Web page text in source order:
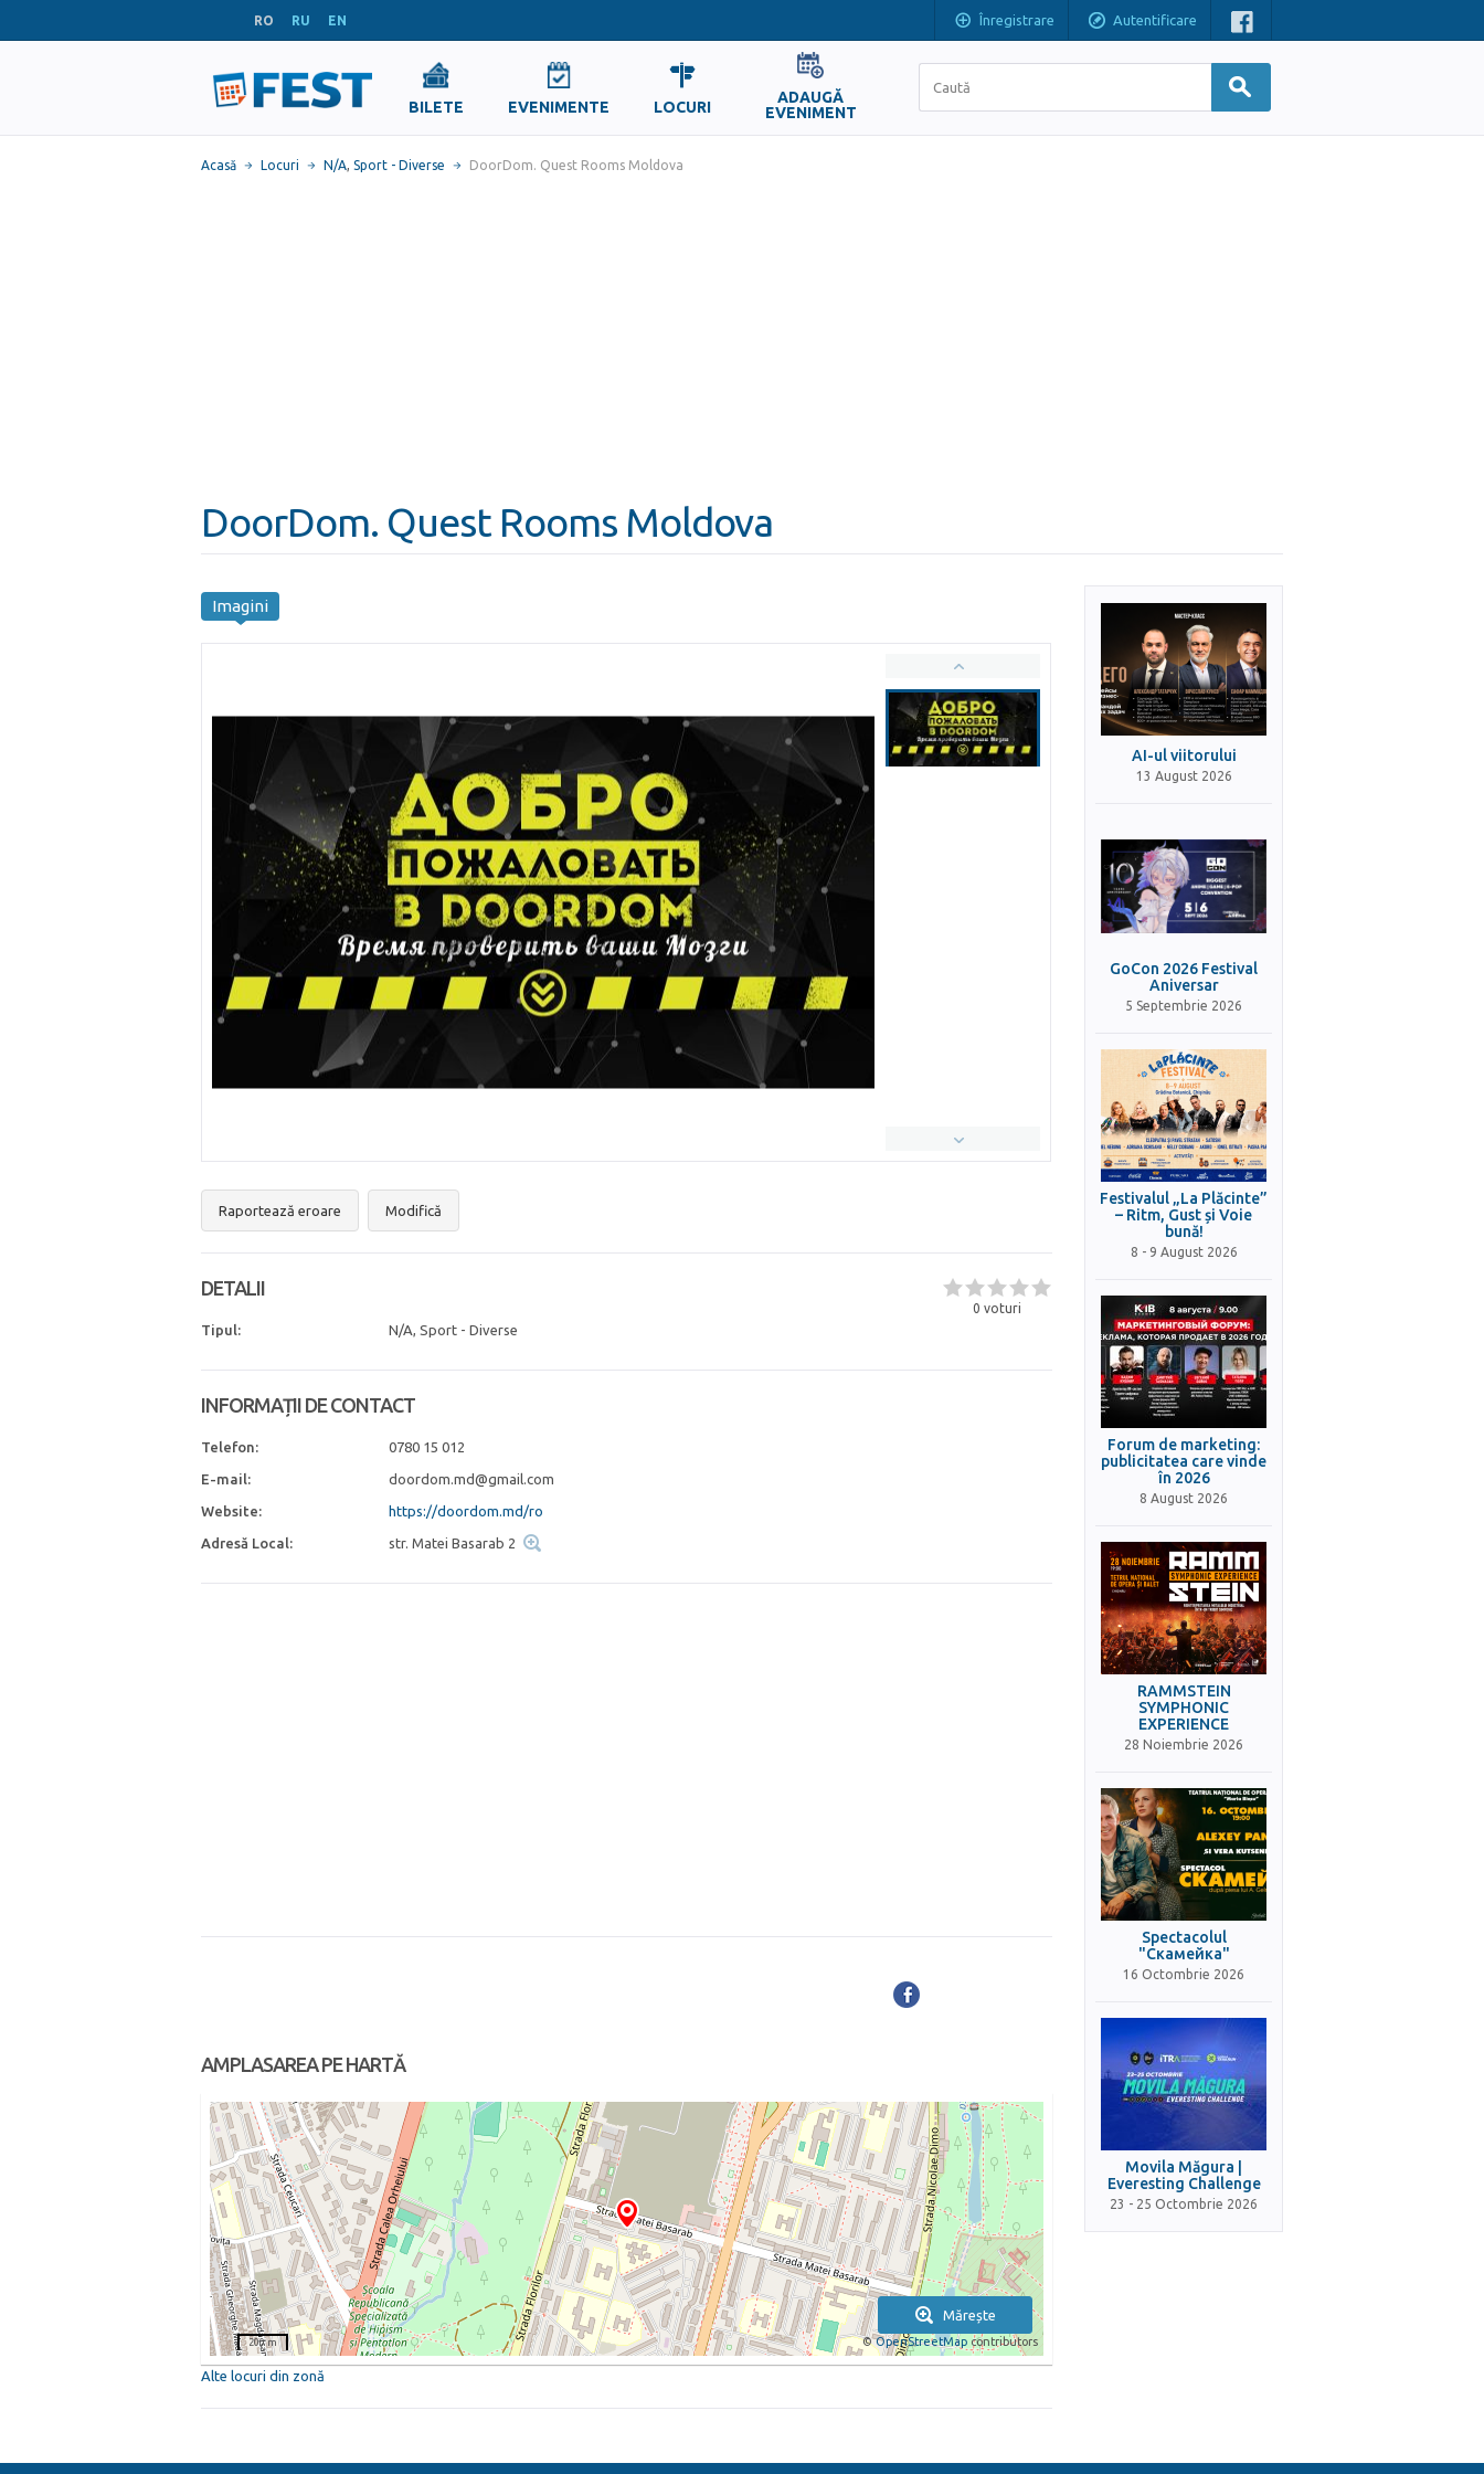
RO RU EN Înregistrare Autentificare
BILETE EVENIMENTE LOCURI
ADAUGĂ
EVENIMENT
Acasă Locuri N/A, Sport - Diverse DoorDom. Quest Rooms Moldova
DoorDom. Quest Rooms Moldova
Imagini
Raportează eroare Modifică
0 voturi
DETALII
Tipul: N/A, Sport - Diverse
INFORMAȚII DE CONTACT
Telefon: 0780 15 012
E-mail: doordom.md@gmail.com
Website: https://doordom.md/ro
Adresă Local: str. Matei Basarab 2
AMPLASAREA PE HARTĂ
Mărește
©OpenStreetMap contributors
200 m
Alte locuri din zonă
AI-ul viitorului
13 August 2026
GoCon 2026 Festival
Aniversar
5 Septembrie 2026
Festivalul „La Plăcinte”
– Ritm, Gust și Voie
bună!
8 - 9 August 2026
Forum de marketing:
publicitatea care vinde
în 2026
8 August 2026
RAMMSTEIN
SYMPHONIC
EXPERIENCE
28 Noiembrie 2026
Spectacolul
"Скамейка"
16 Octombrie 2026
Movila Măgura |
Everesting Challenge
23 - 25 Octombrie 2026